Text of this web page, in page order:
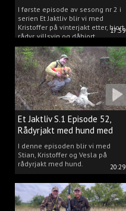
17:59
I første episode av sesong nr 2 i
serien Et Jaktliv blir vi med
Kristoffer på vinterjakt etter, hjort,
rådyr, villsvin og dåhjort.
20:29
Et Jaktliv S.1 Episode 52,
Rådyrjakt med hund med
Stian, Kristoffer og Vesla
I denne episoden blir vi med
Stian, Kristoffer og Vesla på
rådyrjakt med hund.